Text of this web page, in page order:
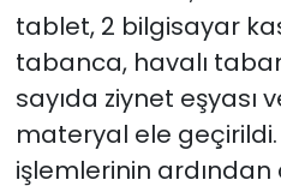
tablet, 2 bilgisayar
tabanca, havalı
sayıda ziynet eşyası
materyal ele
işlemlerinin